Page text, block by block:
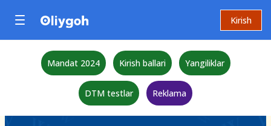
Kirish
Mandat 2024 Kirish ballari Yangiliklar
DTM testlar Reklama